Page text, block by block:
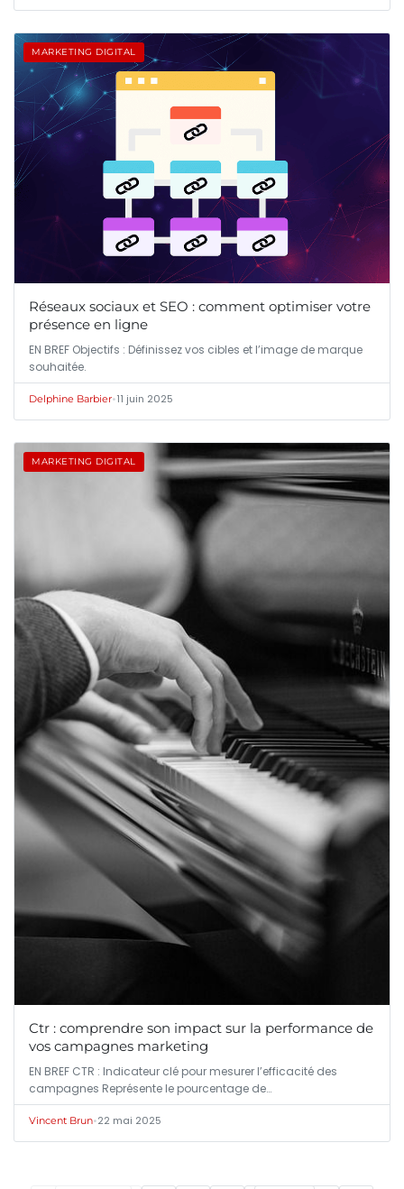
MARKETING DIGITAL
Réseaux sociaux et SEO : comment optimiser votre
présence en ligne
EN BREF Objectifs : Définissez vos cibles et l’image de marque
souhaitée.
Delphine Barbier•11 juin 2025
MARKETING DIGITAL
Ctr : comprendre son impact sur la performance de
vos campagnes marketing
EN BREF CTR : Indicateur clé pour mesurer l’efficacité des
campagnes Représente le pourcentage de…
Vincent Brun•22 mai 2025